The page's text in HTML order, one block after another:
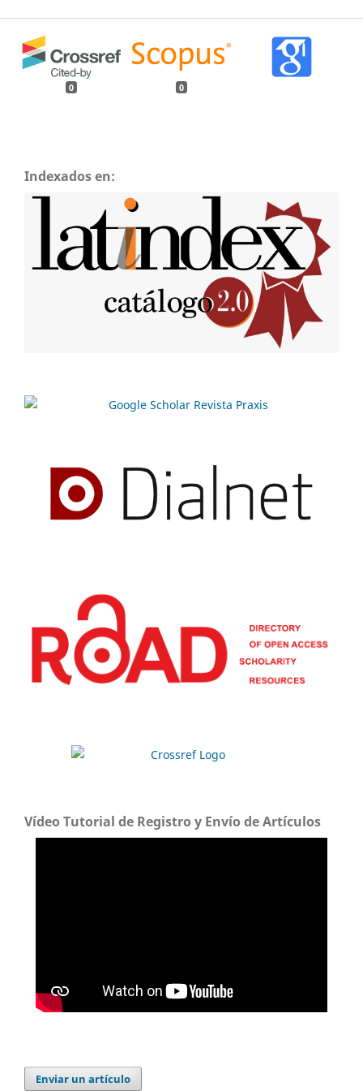
0 0
Indexados en:
Vídeo Tutorial de Registro y Envío de Artículos
Enviar un artículo